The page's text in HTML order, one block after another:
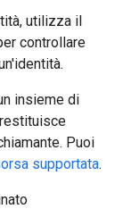
utilizza il
controllare
insieme di
Puoi
supportata.